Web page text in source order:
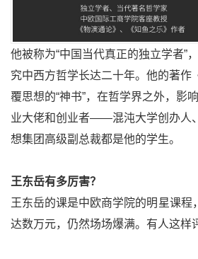
他被称为“中国当代真正的独立学者”
究中西方哲学长达二十年。他的著作
覆思想的“神书”，在哲学界之外，影
业大佬和创业者——混沌大学创办人
想集团高级副总裁都是他的学生。
王东岳有多厉害？
王东岳的课是中欧商学院的明星课程
达数万元，仍然场场爆满。有人这样